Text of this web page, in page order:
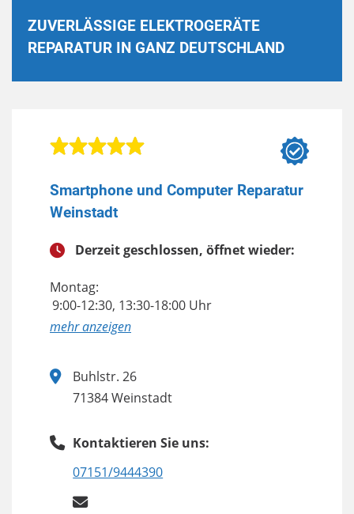
ZUVERLÄSSIGE ELEKTROGERÄTE
REPARATUR IN GANZ DEUTSCHLAND
Smartphone und Computer Reparatur
Weinstadt
Derzeit geschlossen, öffnet wieder:
Montag:
9:00-12:30, 13:30-18:00 Uhr
anzeigen
Buhlstr. 26
71384 Weinstadt
Kontaktieren Sie uns:
07151/9444390